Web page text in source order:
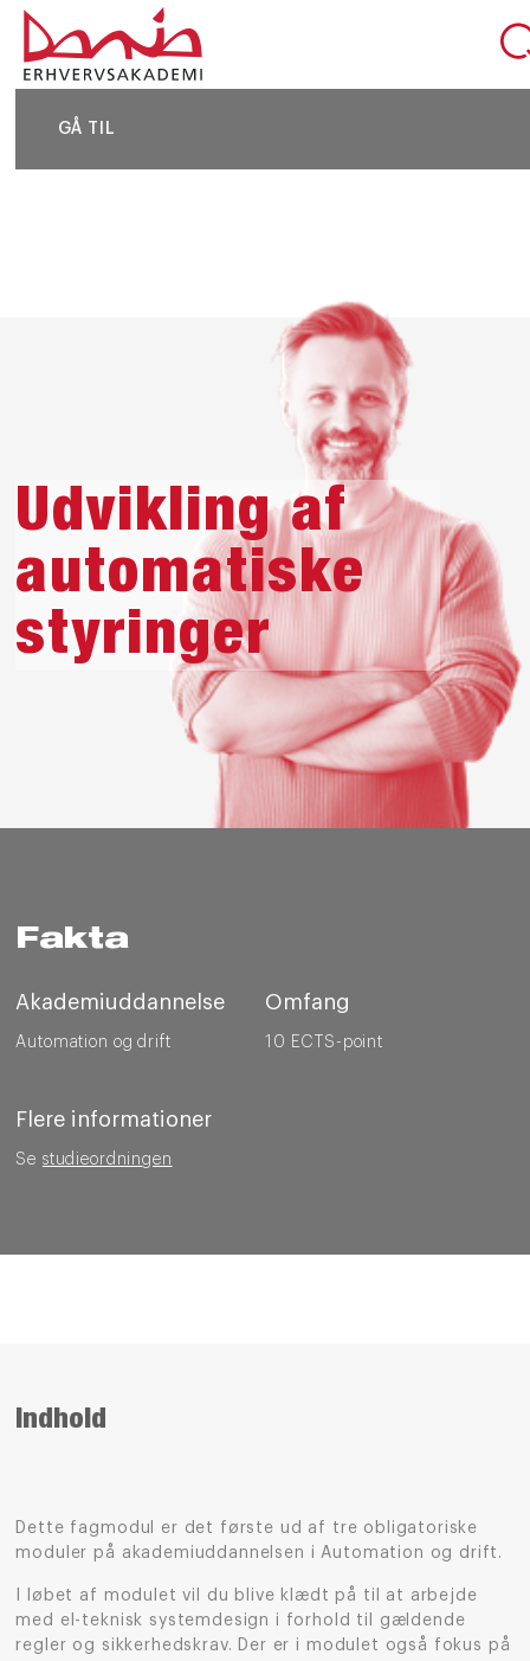
GÅ TIL
DEL SIDEN
Udvikling af
automatiske
styringer
Fakta
Akademiuddannelse
Automation og drift
Omfang
10 ECTS-point
Flere informationer
Se studieordningen
Indhold
Dette fagmodul er det første ud af tre obligatoriske
moduler på akademiuddannelsen i Automation og drift.
I løbet af modulet vil du blive klædt på til at arbejde
med el-teknisk systemdesign i forhold til gældende
regler og sikkerhedskrav. Der er i modulet også fokus på